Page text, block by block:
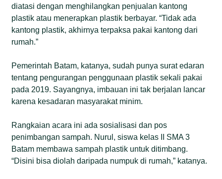
diatasi dengan menghilangkan penjualan kantong
plastik atau menerapkan plastik berbayar. “Tidak ada
kantong plastik, akhirnya terpaksa pakai kantong dari
rumah.”
Pemerintah Batam, katanya, sudah punya surat edaran
tentang pengurangan penggunaan plastik sekali pakai
pada 2019. Sayangnya, imbauan ini tak berjalan lancar
karena kesadaran masyarakat minim.
Rangkaian acara ini ada sosialisasi dan pos
penimbangan sampah. Nurul, siswa kelas II SMA 3
Batam membawa sampah plastik untuk ditimbang.
“Disini bisa diolah daripada numpuk di rumah,” katanya.